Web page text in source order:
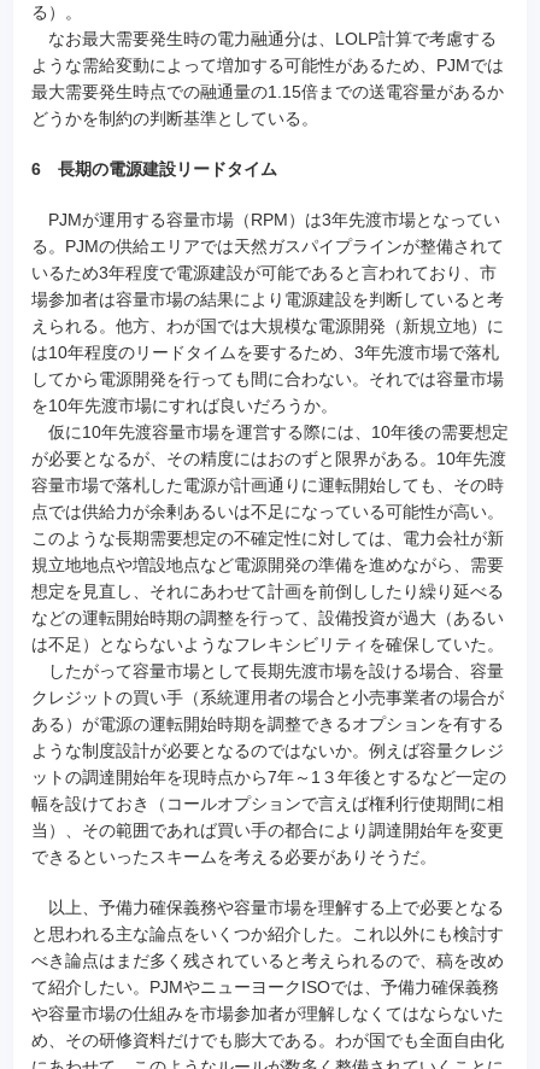
る）。
なお最大需要発生時の電力融通分は、LOLP計算で考慮する
ような需給変動によって増加する可能性があるため、PJMでは
最大需要発生時点での融通量の1.15倍までの送電容量があるか
どうかを制約の判断基準としている。
6 長期の電源建設リードタイム
PJMが運用する容量市場（RPM）は3年先渡市場となってい
る。PJMの供給エリアでは天然ガスパイプラインが整備されて
いるため3年程度で電源建設が可能であると言われており、市
場参加者は容量市場の結果により電源建設を判断していると考
えられる。他方、わが国では大規模な電源開発（新規立地）に
は10年程度のリードタイムを要するため、3年先渡市場で落札
してから電源開発を行っても間に合わない。それでは容量市場
を10年先渡市場にすれば良いだろうか。
仮に10年先渡容量市場を運営する際には、10年後の需要想定
が必要となるが、その精度にはおのずと限界がある。10年先渡
容量市場で落札した電源が計画通りに運転開始しても、その時
点では供給力が余剰あるいは不足になっている可能性が高い。
このような長期需要想定の不確定性に対しては、電力会社が新
規立地地点や増設地点など電源開発の準備を進めながら、需要
想定を見直し、それにあわせて計画を前倒ししたり繰り延べる
などの運転開始時期の調整を行って、設備投資が過大（あるい
は不足）とならないようなフレキシビリティを確保していた。
したがって容量市場として長期先渡市場を設ける場合、容量
クレジットの買い手（系統運用者の場合と小売事業者の場合が
ある）が電源の運転開始時期を調整できるオプションを有する
ような制度設計が必要となるのではないか。例えば容量クレジ
ットの調達開始年を現時点から7年～1３年後とするなど一定の
幅を設けておき（コールオプションで言えば権利行使期間に相
当）、その範囲であれば買い手の都合により調達開始年を変更
できるといったスキームを考える必要がありそうだ。
以上、予備力確保義務や容量市場を理解する上で必要となる
と思われる主な論点をいくつか紹介した。これ以外にも検討す
べき論点はまだ多く残されていると考えられるので、稿を改め
て紹介したい。PJMやニューヨークISOでは、予備力確保義務
や容量市場の仕組みを市場参加者が理解しなくてはならないた
め、その研修資料だけでも膨大である。わが国でも全面自由化